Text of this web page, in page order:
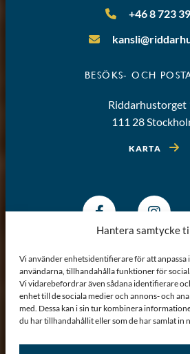
Hantera samtycke
Vi använder enhetsidentifierare för att
användarna, tillhandahålla funktioner för
Vi vidarebefordrar även sådana identifierare
enhet till de sociala medier och annons- och
med. Dessa kan i sin tur kombinera
du har tillhandahållit eller som de har samlat in
+46 8 723
BESÖKS- OCH
Riddarhustorget
111 28
KARTA
Om webbplatsen Sitemap GDPR